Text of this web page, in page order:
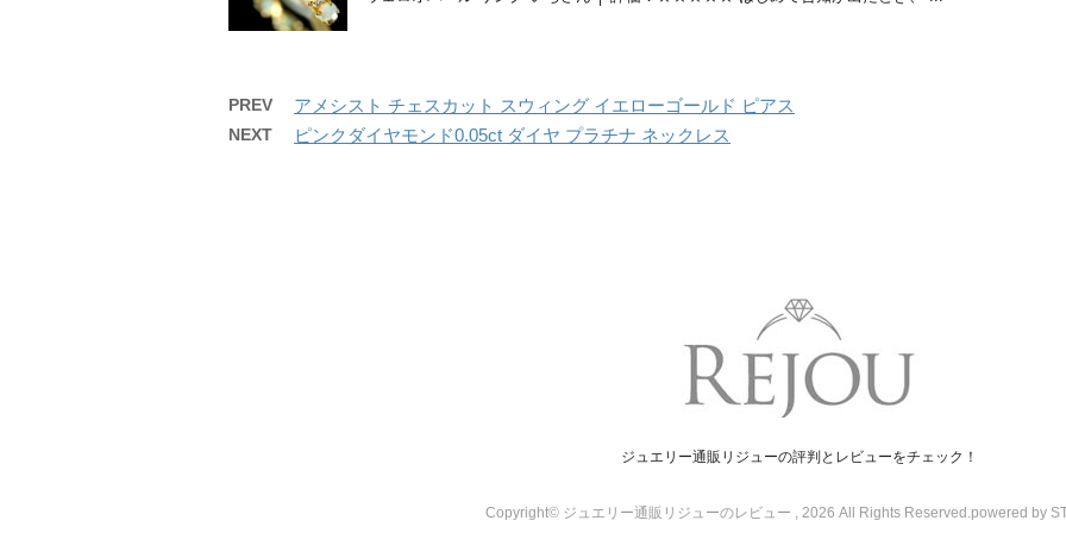
PREV アメシスト チェスカット スウィング イエローゴールド ピアス
NEXT ピンクダイヤモンド0.05ct ダイヤ プラチナ ネックレス
ジュエリー通販リジューの評判とレビューをチェック！
Copyright© ジュエリー通販リジューのレビュー , 2026 All Rights Reserved.powered by